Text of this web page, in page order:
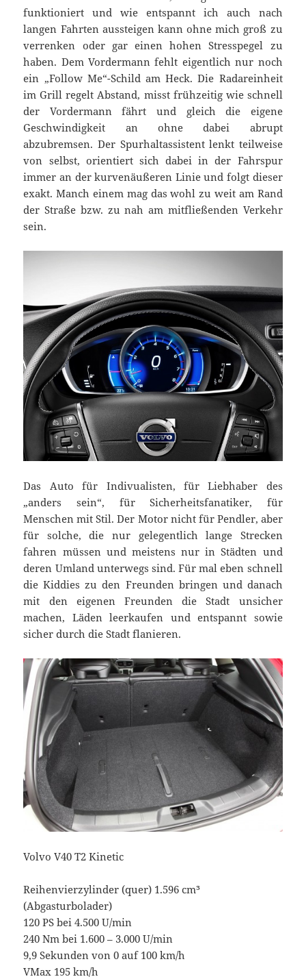
funktioniert und wie entspannt ich auch nach
langen Fahrten aussteigen kann ohne mich groß zu
verrenken oder gar einen hohen Stresspegel zu
haben. Dem Vordermann fehlt eigentlich nur noch
ein „Follow Me“-Schild am Heck. Die Radareinheit
im Grill regelt Abstand, misst frühzeitig wie schnell
der Vordermann fährt und gleich die eigene
Geschwindigkeit an ohne dabei abrupt
abzubremsen. Der Spurhaltassistent lenkt teilweise
von selbst, orientiert sich dabei in der Fahrspur
immer an der kurvenäußeren Linie und folgt dieser
exakt. Manch einem mag das wohl zu weit am Rand
der Straße bzw. zu nah am mitfließenden Verkehr
sein.
Das Auto für Indivualisten, für Liebhaber des
„anders sein“, für Sicherheitsfanatiker, für
Menschen mit Stil. Der Motor nicht für Pendler, aber
für solche, die nur gelegentlich lange Strecken
fahren müssen und meistens nur in Städten und
deren Umland unterwegs sind. Für mal eben schnell
die Kiddies zu den Freunden bringen und danach
mit den eigenen Freunden die Stadt unsicher
machen, Läden leerkaufen und entspannt sowie
sicher durch die Stadt flanieren.
Volvo V40 T2 Kinetic
Reihenvierzylinder (quer) 1.596 cm³
(Abgasturbolader)
120 PS bei 4.500 U/min
240 Nm bei 1.600 – 3.000 U/min
9,9 Sekunden von 0 auf 100 km/h
VMax 195 km/h